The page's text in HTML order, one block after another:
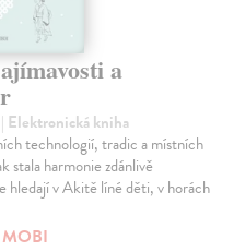
a
| Elektronická kniha
technologií, tradic a místních
stala harmonie zdánlivě
hledají v Akitě líné děti, v horách
MOBI